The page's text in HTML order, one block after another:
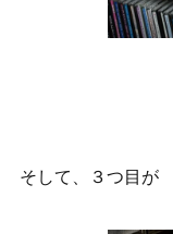
そして、３つ目が